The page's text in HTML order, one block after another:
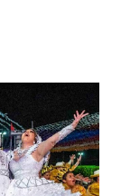
Em
se com
Maruim
agrícola, que